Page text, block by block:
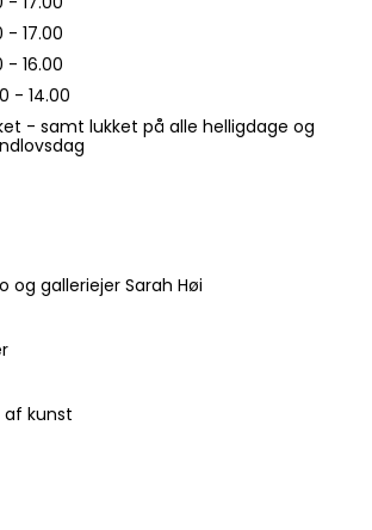
- 17.00
- 16.00
- 14.00
- samt lukket på alle helligdage og
og galleriejer Sarah Høi
af kunst